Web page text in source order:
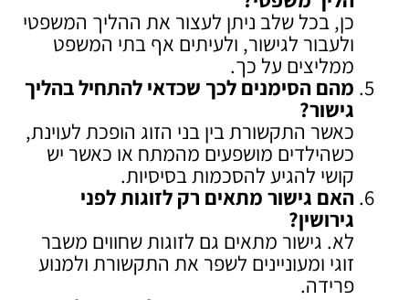
כן, בכל שלב ניתן לעצור את ההליך המשפטי
ולעבור לגישור, ולעיתים אף בתי המשפט
ממליצים על כך.
מהם הסימנים לכך שכדאי להתחיל בהליך
גישור?
כאשר התקשורת בין בני הזוג הופכת לעוינת,
כשהילדים מושפעים מהמתח או כאשר יש
קושי להגיע להסכמות בסיסיות.
האם גישור מתאים רק לזוגות לפני
גירושין?
לא. גישור מתאים גם לזוגות שחווים משבר
זוגי ומעוניינים לשפר את התקשורת ולמנוע
פרידה.